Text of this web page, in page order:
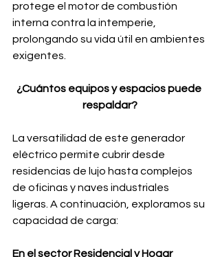
protege el motor de combustión
interna contra la intemperie,
prolongando su vida útil en ambientes
exigentes.
¿Cuántos equipos y espacios puede
respaldar?
La versatilidad de este generador
eléctrico permite cubrir desde
residencias de lujo hasta complejos
de oficinas y naves industriales
ligeras. A continuación, exploramos su
capacidad de carga:
En el sector Residencial y Hogar